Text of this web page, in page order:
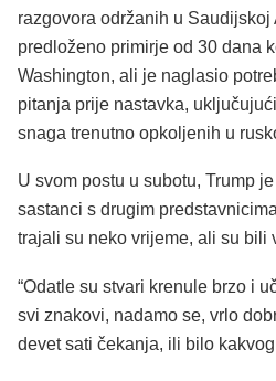
razgovora održanih u
predloženo primirje od 30 dana
Washington, ali je naglasio
pitanja prije nastavka,
snaga trenutno opkoljenih u
U svom postu u subotu, Trump
sastanci s drugim
trajali su neko vrijeme, ali su bili
“Odatle su stvari krenule brzo i
svi znakovi, nadamo se, vrlo
devet sati čekanja, ili bilo